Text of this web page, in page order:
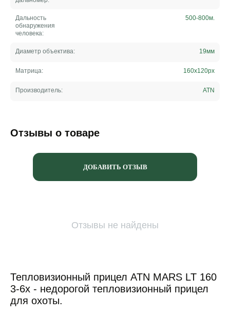
Дальность
обнаружения
человека:
500-800м.
Диаметр объектива: 19мм
Матрица: 160x120px
Производитель: ATN
Отзывы о товаре
ДОБАВИТЬ ОТЗЫВ
Отзывы не найдены
Тепловизионный прицел ATN MARS LT 160
3-6x - недорогой тепловизионный прицел
для охоты.